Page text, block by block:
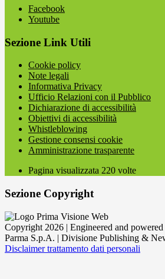
Facebook
Youtube
Sezione Link Utili
Cookie policy
Note legali
Informativa Privacy
Ufficio Relazioni con il Pubblico
Dichiarazione di accessibilità
Obiettivi di accessibilità
Whistleblowing
Gestione consensi cookie
Amministrazione trasparente
Pagina visualizzata 220 volte
Sezione Copyright
Copyright 2026 | Engineered and
Parma S.p.A. | Divisione Publishing &
Disclaimer trattamento dati personali